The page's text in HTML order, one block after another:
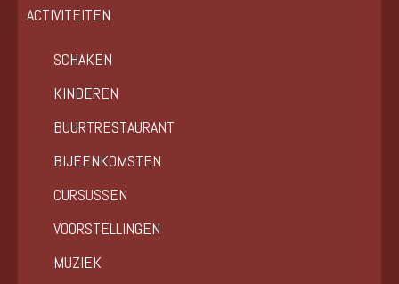
ACTIVITEITEN
SCHAKEN
KINDEREN
BUURTRESTAURANT
BIJEENKOMSTEN
CURSUSSEN
VOORSTELLINGEN
MUZIEK